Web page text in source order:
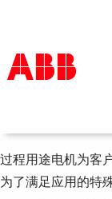
产品和解决方案
行业
关于ABB
过程用途电机为客
为了满足应用的特